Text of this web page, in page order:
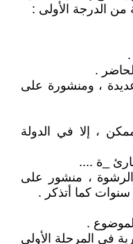
من الدرجة الأولى :
.
، ومنشورة على
، إلا في الدولة
_ة ....
، منشور على
كما أتذكر .
.
في المرحلة الأولى